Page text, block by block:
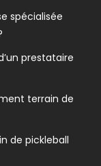
spécialisée
prestataire
terrain de
de pickleball